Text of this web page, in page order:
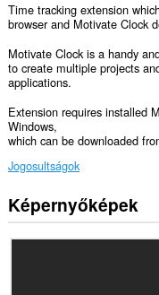
Time tracking extension
browser and Motivate Clock
Motivate Clock is a handy
to create multiple projects
applications.
Extension requires installed
Windows,
which can be downloaded
Jogosultságok
Ez
a
Képernyőképek